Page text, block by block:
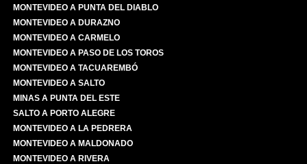
MONTEVIDEO A PUNTA DEL DIABLO
MONTEVIDEO A DURAZNO
MONTEVIDEO A CARMELO
MONTEVIDEO A PASO DE LOS TOROS
MONTEVIDEO A TACUAREMBÓ
MONTEVIDEO A SALTO
MINAS A PUNTA DEL ESTE
SALTO A PORTO ALEGRE
MONTEVIDEO A LA PEDRERA
MONTEVIDEO A MALDONADO
MONTEVIDEO A RIVERA